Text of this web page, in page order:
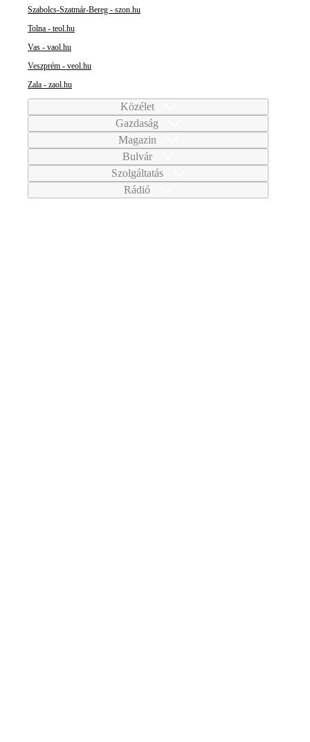
Szabolcs-Szatmár-Bereg - szon.hu
Tolna - teol.hu
Vas - vaol.hu
Veszprém - veol.hu
Zala - zaol.hu
Közélet
Gazdaság
Magazin
Bulvár
Szolgáltatás
Rádió